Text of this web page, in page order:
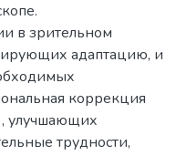
в зрительном
адаптацию, и
коррекция
улучшающих
трудности,